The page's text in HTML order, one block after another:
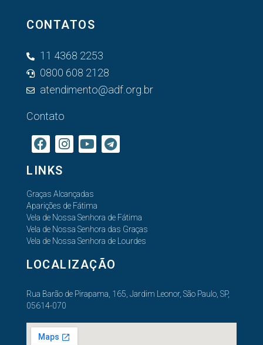
CONTATOS
11 4368 2253
0800 608 2128
atendimento@adf.org.br
Contato
LINKS
Graças Alcançadas
Aparições de Fátima
Vela de Nossa Senhora de Fátima
Vela de Nossa Senhora das Graças
Vela de Nossa Senhora de Lourdes
LOCALIZAÇÃO
Rua Barão de Pirapama, 165, Jardim Leonor, São Paulo, SP,
05614-070